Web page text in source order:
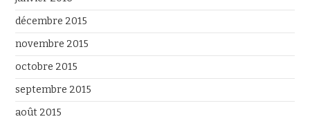
décembre 2015
novembre 2015
octobre 2015
septembre 2015
août 2015